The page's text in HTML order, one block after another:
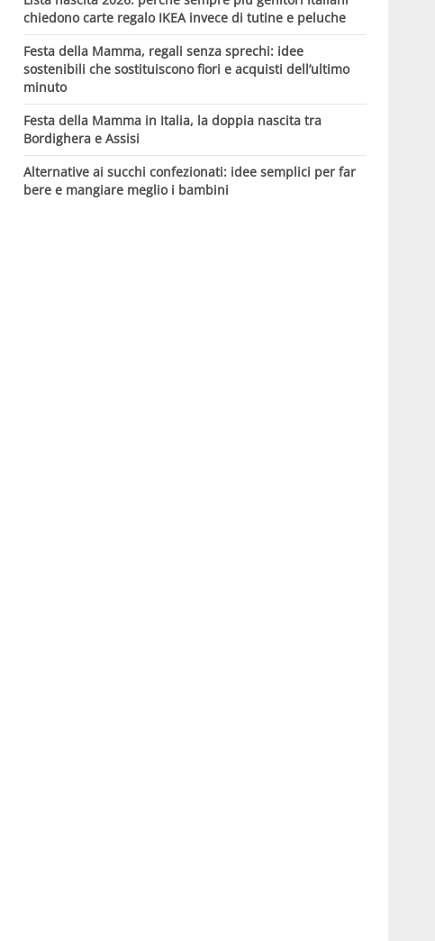
chiedono carte regalo IKEA invece di tutine e peluche
Festa della Mamma, regali senza sprechi: idee
sostenibili che sostituiscono fiori e acquisti dell’ultimo
minuto
Festa della Mamma in Italia, la doppia nascita tra
Bordighera e Assisi
Alternative ai succhi confezionati: idee semplici per far
bere e mangiare meglio i bambini